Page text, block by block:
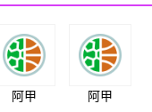
阿甲 阿甲